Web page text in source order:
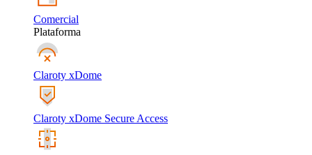
Comercial
Plataforma
Claroty xDome
Claroty xDome Secure Access